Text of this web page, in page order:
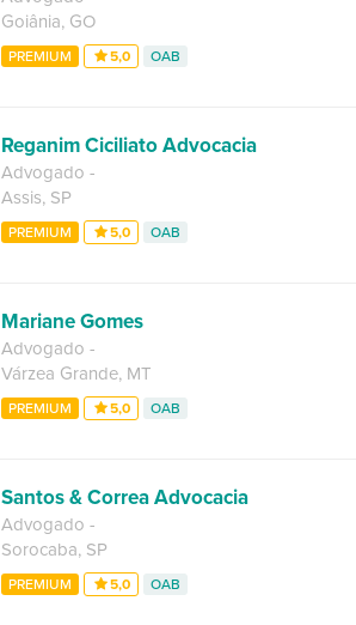
Goiânia, GO
PREMIUM 5,0 OAB
Reganim Ciciliato Advocacia
Advogado -
Assis, SP
PREMIUM 5,0 OAB
Mariane Gomes
Advogado -
Várzea Grande, MT
PREMIUM 5,0 OAB
Santos & Correa Advocacia
Advogado -
Sorocaba, SP
PREMIUM 5,0 OAB